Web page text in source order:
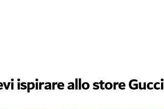
ispirare allo store Gucci